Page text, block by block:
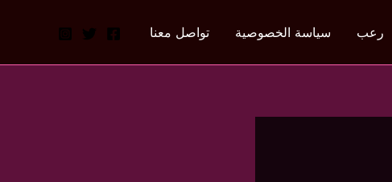
رعب سياسة الخصوصية تواصل معنا